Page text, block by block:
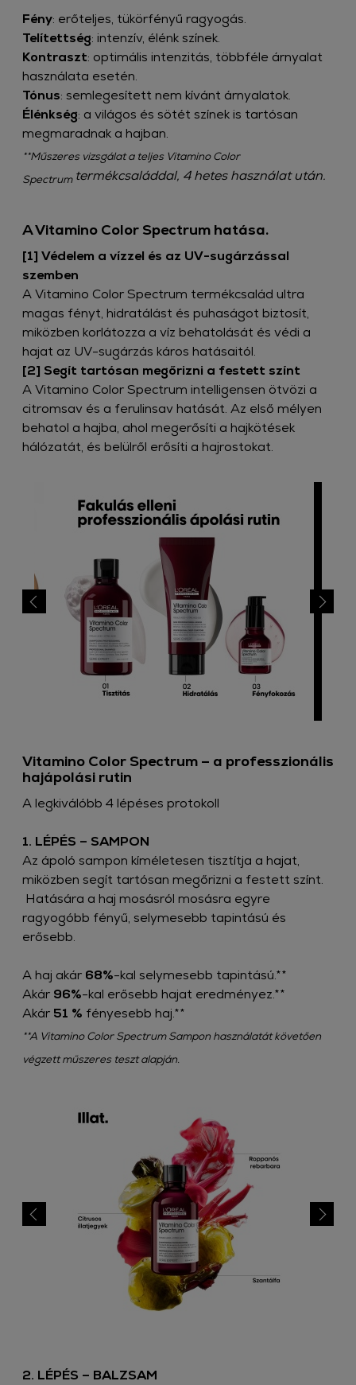
Fény: erőteljes, tükörfényű ragyogás. ​
Telítettség: intenzív, élénk színek.​
Kontraszt: optimális intenzitás, többféle árnyalat
használata esetén.​
Tónus: semlegesített nem kívánt árnyalatok.​
Élénkség: a világos és sötét színek is tartósan
megmaradnak a hajban.​
**Műszeres vizsgálat a teljes Vitamino Color
Spectrum termékcsaláddal, 4 hetes használat után.
A Vitamino Color Spectrum hatása.​
[1] Védelem a vízzel és az UV-sugárzással
szemben​
A Vitamino Color Spectrum termékcsalád ultra
magas fényt, hidratálást és puhaságot biztosít,
miközben korlátozza a víz behatolását és védi a
hajat az UV-sugárzás káros hatásaitól.​
[2] Segít tartósan megőrizni a festett színt​
A Vitamino Color Spectrum intelligensen ötvözi a
citromsav és a ferulinsav hatását. Az első mélyen
behatol a hajba, ahol megerősíti a hajkötések
hálózatát, és belülről erősíti a hajrostokat.
Vitamino Color Spectrum – a professzionális
hajápolási rutin​
A legkiválóbb 4 lépéses protokoll​
1. LÉPÉS – SAMPON​
Az ápoló sampon kíméletesen tisztítja a hajat,
miközben segít tartósan megőrizni a festett színt.​
Hatására a haj mosásról mosásra egyre
ragyogóbb fényű, selymesebb tapintású és
erősebb.
A haj akár 68%-kal selymesebb tapintású.**​
Akár 96%-kal erősebb hajat eredményez.**​
Akár 51 % fényesebb haj.**
**A Vitamino Color Spectrum Sampon használatát követően
végzett műszeres teszt alapján.​
2. LÉPÉS – BALZSAM​